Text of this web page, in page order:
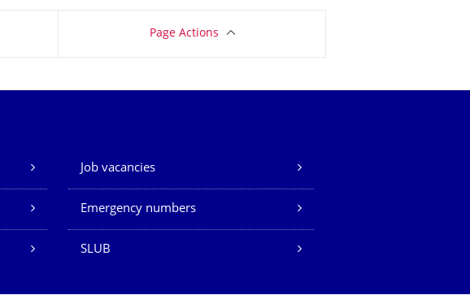
Page Actions
Job vacancies
Emergency numbers
SLUB